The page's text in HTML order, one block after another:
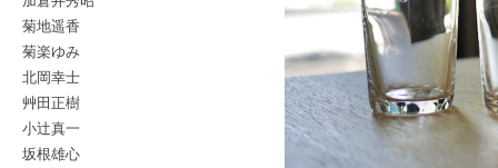
菊地遥香
菊楽ゆみ
北岡幸士
艸田正樹
小辻真一
坂根雄心